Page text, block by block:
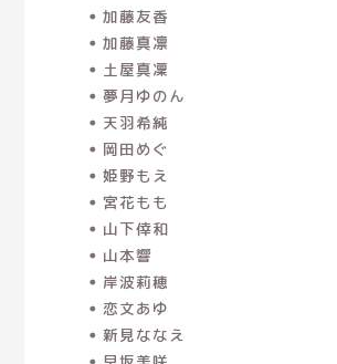
加藤友香
加藤真凛
土屋真凜
夢月ゆのん
天羽希純
岡田めぐ
姫野もえ
宮花もも
山下倖和
山本響
岸波莉穂
恋文あゆ
新見ななえ